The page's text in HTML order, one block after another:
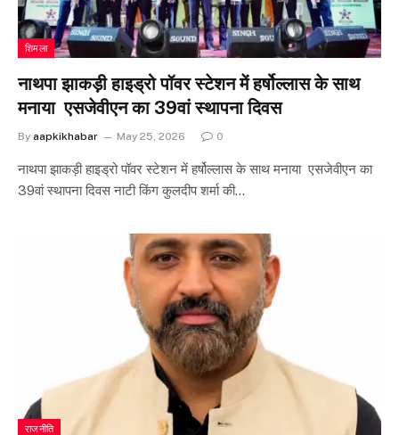
शिमला
नाथपा झाकड़ी हाइड्रो पॉवर स्टेशन में हर्षोल्लास के साथ
मनाया एसजेवीएन का 39वां स्थापना दिवस
By aapkikhabar May 25, 2026 0
नाथपा झाकड़ी हाइड्रो पॉवर स्टेशन में हर्षोल्लास के साथ मनाया एसजेवीएन का
39वां स्थापना दिवस नाटी किंग कुलदीप शर्मा की…
राजनीति